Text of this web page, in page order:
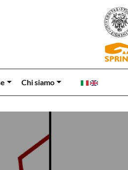
Chi siamo